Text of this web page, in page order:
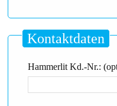
Kontaktdaten
Hammerlit Kd.-Nr.: